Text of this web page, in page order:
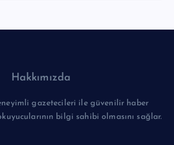
Hakkımızda
gazetecileri ile güvenilir haber
bilgi sahibi olmasını sağlar.